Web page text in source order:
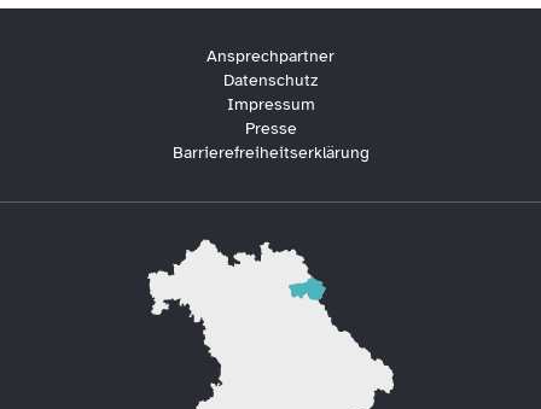
Ansprechpartner
Datenschutz
Impressum
Presse
Barrierefreiheitserklärung